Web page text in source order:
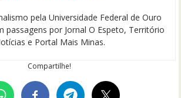
pela Universidade Federal de Ouro
passagens por Jornal O Espeto, Território
e Portal Mais Minas.
Compartilhe!